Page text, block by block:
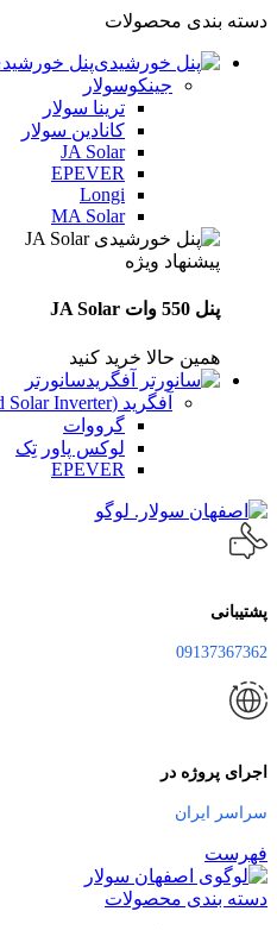
دسته بندی محصولات
پنل
جینکوسولار
ترینا سولار
کانادین سولار
JA Solar
EPEVER
Longi
MA Solar
پیشنهاد ویژه
پنل 550 وات JA Solar
همین حالا خرید کنید
سانورتر
آفگرید (Off‑Grid Solar Inverter)
گرووات
لوکس پاور تِک
EPEVER
پشتیبانی
09137367362
اجرای پروژه در
سراسر ایران
فهرست
دسته بندی محصولات